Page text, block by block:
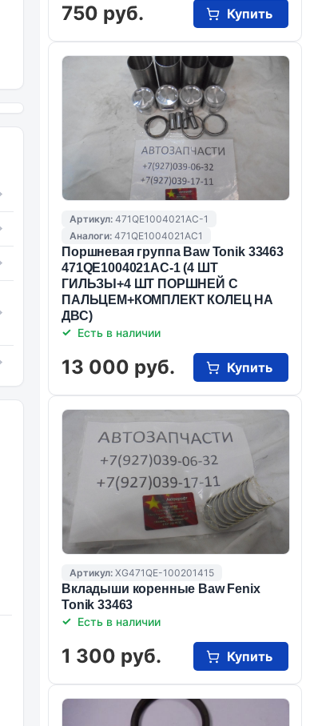
750 руб. Купить
Артикул: 471QE1004021AC-1
Аналоги: 471QE1004021AC1
Поршневая группа Baw Tonik 33463
471QE1004021AC-1 (4 ШТ
ГИЛЬЗЫ+4 ШТ ПОРШНЕЙ С
ПАЛЬЦЕМ+КОМПЛЕКТ КОЛЕЦ НА
ДВС)
Есть в наличии
13 000 руб. Купить
Артикул: XG471QE-100201415
Вкладыши коренные Baw Fenix
Tonik 33463
Есть в наличии
1 300 руб. Купить